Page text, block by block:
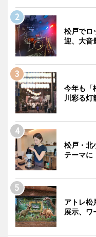
松戸でロ
迎、大音
今年も「
川彩る灯
松戸・北
テーマに
アトレ
展示、ワ